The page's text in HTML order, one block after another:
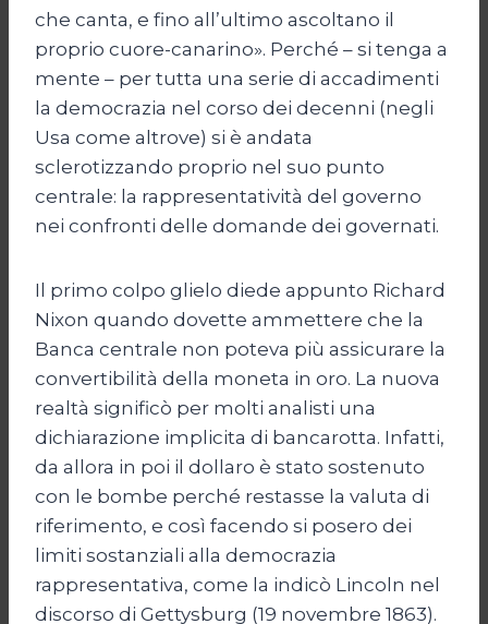
che canta, e fino all’ultimo ascoltano il
proprio cuore-canarino». Perché – si tenga a
mente – per tutta una serie di accadimenti
la democrazia nel corso dei decenni (negli
Usa come altrove) si è andata
sclerotizzando proprio nel suo punto
centrale: la rappresentatività del governo
nei confronti delle domande dei governati.
Il primo colpo glielo diede appunto Richard
Nixon quando dovette ammettere che la
Banca centrale non poteva più assicurare la
convertibilità della moneta in oro. La nuova
realtà significò per molti analisti una
dichiarazione implicita di bancarotta. Infatti,
da allora in poi il dollaro è stato sostenuto
con le bombe perché restasse la valuta di
riferimento, e così facendo si posero dei
limiti sostanziali alla democrazia
rappresentativa, come la indicò Lincoln nel
discorso di Gettysburg (19 novembre 1863).